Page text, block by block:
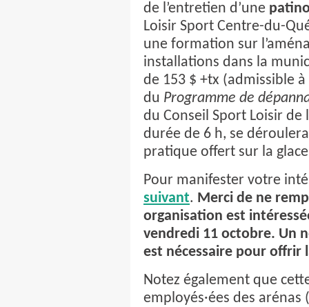
de l’entretien d’une
Loisir Sport Centre-du-
une formation sur
installations dans la
de 153 $ +tx (admissible
du Programme de
du Conseil Sport Loisir
durée de 6 h, se
pratique offert sur la
Pour manifester votre
suivant. Merci de ne
organisation est
vendredi 11 octobre. Un
est nécessaire pour offrir
Notez également que
employés·ées des